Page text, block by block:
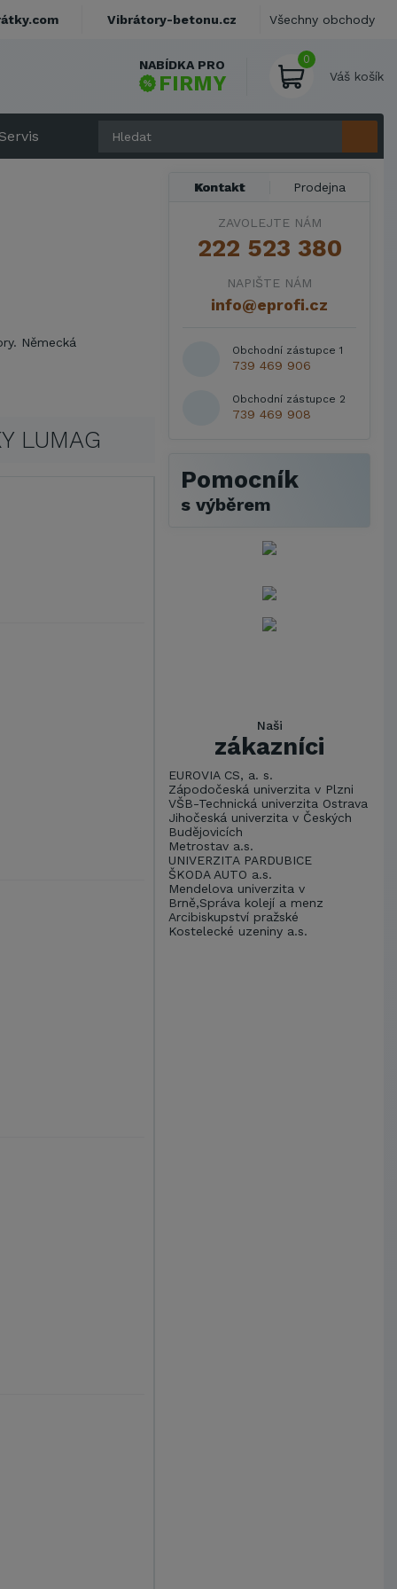
NABÍDKA PRO
FIRMY
0
Váš košík
Německá
LUMAG
Kontakt Prodejna
ZAVOLEJTE NÁM
222 523 380
NAPIŠTE NÁM
info@eprofi.cz
Obchodní zástupce 1
739 469 906
Obchodní zástupce 2
739 469 908
Pomocník
s výběrem
Naši
zákazníci
EUROVIA CS, a. s.
Zápodočeská univerzita v Plzni
VŠB-Technická univerzita Ostrava
Jihočeská univerzita v Českých
Budějovicích
Metrostav a.s.
UNIVERZITA PARDUBICE
ŠKODA AUTO a.s.
Mendelova univerzita v
Brně,Správa kolejí a menz
Arcibiskupství pražské
Kostelecké uzeniny a.s.
Vibrátory-betonu.cz Všechny obchody